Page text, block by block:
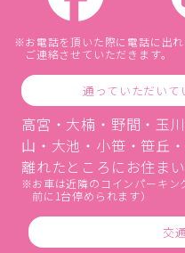
お電話を頂いた際に電話に出
ご連絡させていただきます。
通っていただい
高宮・大楠・野間・玉
山・大池・小笹・笹丘
離れたところにお住ま
お車は近隣のコインパーキ
前に1台停められます）
交